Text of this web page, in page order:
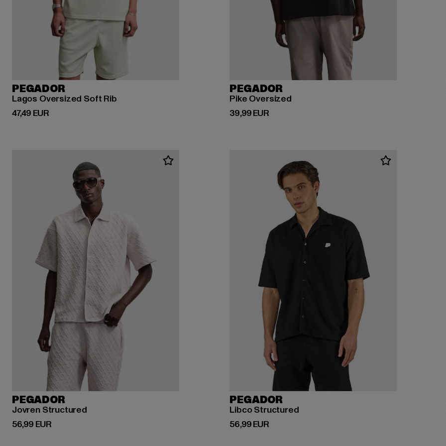
PEGADOR
Lagos Oversized Soft Rib
47,49 EUR
Derzeitiger Preis: 47,49 EUR
PEGADOR
Pike Oversized
39,99 EUR
Derzeitiger Preis: 39,99 EUR
PEGADOR
Jovren Structured
56,99 EUR
Derzeitiger Preis: 56,99 EUR
PEGADOR
Libco Structured
56,99 EUR
Derzeitiger Preis: 56,99 EUR